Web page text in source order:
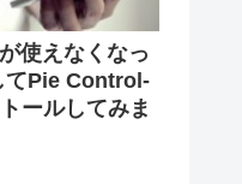
使えなくなっ
てPie Control-
ールしてみま